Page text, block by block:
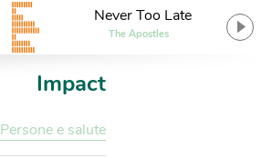
Never Too Late
The Apostles
Impact
Persone e salute